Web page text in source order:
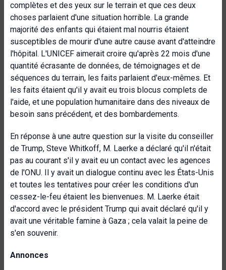
complètes et des yeux sur le terrain et que ces deux
choses parlaient d'une situation horrible. La grande
majorité des enfants qui étaient mal nourris étaient
susceptibles de mourir d'une autre cause avant d'atteindre
l'hôpital. L'UNICEF aimerait croire qu'après 22 mois d'une
quantité écrasante de données, de témoignages et de
séquences du terrain, les faits parlaient d'eux-mêmes. Et
les faits étaient qu'il y avait eu trois blocus complets de
l'aide, et une population humanitaire dans des niveaux de
besoin sans précédent, et des bombardements.
En réponse à une autre question sur la visite du conseiller
de Trump, Steve Whitkoff, M. Laerke a déclaré qu'il n'était
pas au courant s'il y avait eu un contact avec les agences
de l'ONU. Il y avait un dialogue continu avec les États-Unis
et toutes les tentatives pour créer les conditions d'un
cessez-le-feu étaient les bienvenues. M. Laerke était
d'accord avec le président Trump qui avait déclaré qu'il y
avait une véritable famine à Gaza ; cela valait la peine de
s'en souvenir.
Annonces